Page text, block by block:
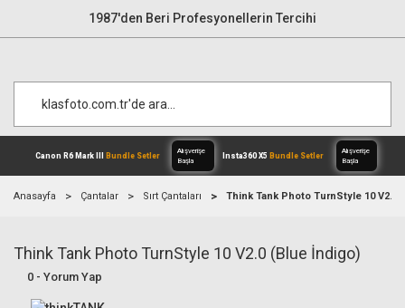
1987'den Beri Profesyonellerin Tercihi
Canon R6 Mark IIIBundle Setler
Alışverişe
Anasayfa Çantalar Sırt Çantaları Think Tank Photo TurnStyle 10 V2.0
Think Tank Photo TurnStyle 10 V2.0 (Blue İndigo)
0 - Yorum Yap